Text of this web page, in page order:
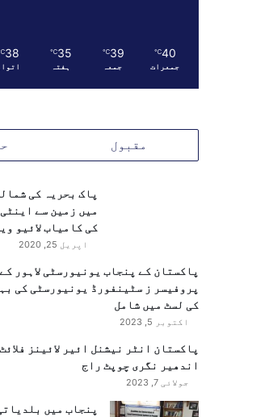
40
℃
جمعرات
39
℃
جمعہ
35
℃
ہفتہ
38
مقبول
پاک بحریہ کی
میں زمین سے
کی کامیاب لائیو
اپریل 25, 2020
پاکستان کے پنجاب یونیورسٹی لاہور
پروفیسر ز سٹینفورڈ یونیورسٹی کی
کی لسٹ میں شامل
اکتوبر 5, 2023
پاکستان انٹر نیشنل ائیر لائینز
اندھیر نگری چوپٹ راج
جولائی 7, 2023
پنجاب میں